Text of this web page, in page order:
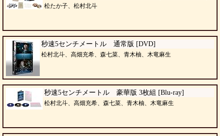
松たか子、松村北斗
秒速5センチメートル 通常版 [DVD]
松村北斗、高畑充希、森七菜、青木柚、木竜麻生
秒速5センチメートル 豪華版 3枚組 [Blu-ray]
松村北斗、高畑充希、森七菜、青木柚、木竜麻生